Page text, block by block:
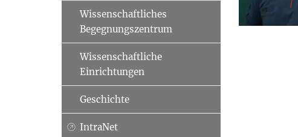
Wissenschaftliches
Begegnungszentrum
Wissenschaftliche
Einrichtungen
Geschichte
IntraNet